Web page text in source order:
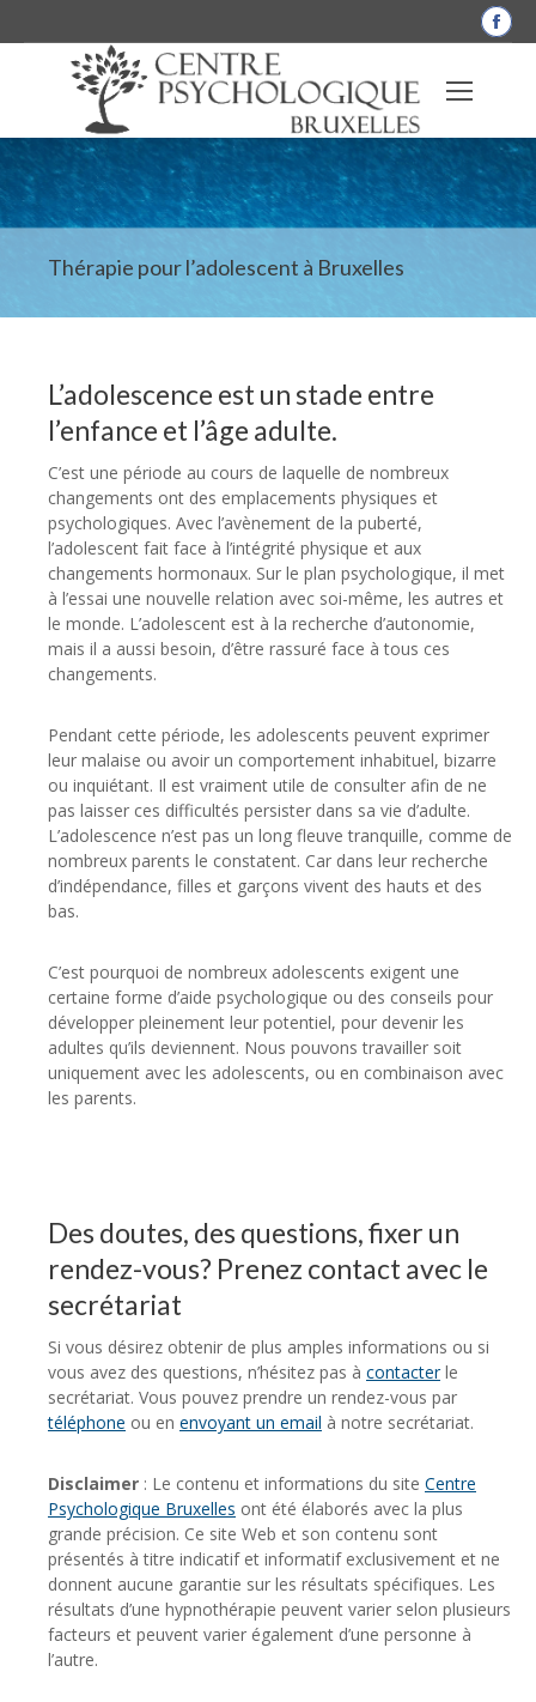
La
une
Thérapie pour l’adolescent à Bruxelles
L’adolescence est un stade entre
l’enfance et l’âge adulte.
C’est une période au cours de laquelle de nombreux
changements ont des emplacements physiques et
psychologiques. Avec l’avènement de la puberté,
l’adolescent fait face à l’intégrité physique et aux
changements hormonaux. Sur le plan psychologique, il met
à l’essai une nouvelle relation avec soi-même, les autres et
le monde. L’adolescent est à la recherche d’autonomie,
mais il a aussi besoin, d’être rassuré face à tous ces
changements.
Pendant cette période, les adolescents peuvent exprimer
leur malaise ou avoir un comportement inhabituel, bizarre
ou inquiétant. Il est vraiment utile de consulter afin de ne
pas laisser ces difficultés persister dans sa vie d’adulte.
L’adolescence n’est pas un long fleuve tranquille, comme de
nombreux parents le constatent. Car dans leur recherche
d’indépendance, filles et garçons vivent des hauts et des
bas.
C’est pourquoi de nombreux adolescents exigent une
certaine forme d’aide psychologique ou des conseils pour
développer pleinement leur potentiel, pour devenir les
adultes qu’ils deviennent. Nous pouvons travailler soit
uniquement avec les adolescents, ou en combinaison avec
les parents.
Des doutes, des questions, fixer un
rendez-vous? Prenez contact avec le
secrétariat
Si vous désirez obtenir de plus amples informations ou si
vous avez des questions, n’hésitez pas à contacterle
secrétariat. Vous pouvez prendre un rendez-vous par
téléphone ou en envoyant un email à notre secrétariat.
Disclaimer : Le contenu et informations du site Centre
Psychologique Bruxelles ont été élaborés avec la plus
grande précision. Ce site Web et son contenu sont
présentés à titre indicatif et informatif exclusivement et ne
donnent aucune garantie sur les résultats spécifiques. Les
résultats d’une hypnothérapie peuvent varier selon plusieurs
facteurs et peuvent varier également d’une personne à
l’autre.